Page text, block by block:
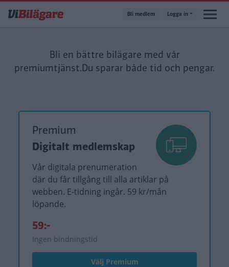
till
Bli medlem Logga in
Bli en bättre bilägare med vår
premiumtjänst.Du sparar både tid och pengar.
Premium
Digitalt medlemskap
Vår digitala prenumeration
där du får tillgång till alla artiklar på
webben. E-tidning ingår. 59 kr/mån
löpande.
59:-
Ingen bindningstid
Välj Premium